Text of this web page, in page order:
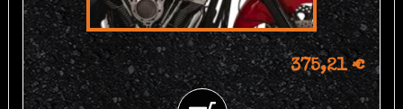
375,21 €